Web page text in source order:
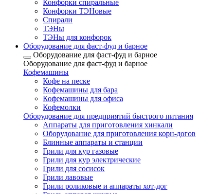
Конфорки спиральные
Конфорки ТЭНовые
Спирали
ТЭНы
ТЭНы для конфорок
Оборудование для фаст-фуд и барное
Оборудование для фаст-фуд и барное
Оборудование для фаст-фуд и барное
Кофемашины
Кофе на песке
Кофемашины для бара
Кофемашины для офиса
Кофемолки
Оборудование для предприятий быстрого питания
Аппараты для приготовления хинкали
Оборудование для приготовления корн-догов
Блинные аппараты и станции
Грили для кур газовые
Грили для кур электрические
Грили для сосисок
Грили лавовые
Грили роликовые и аппараты хот-дог